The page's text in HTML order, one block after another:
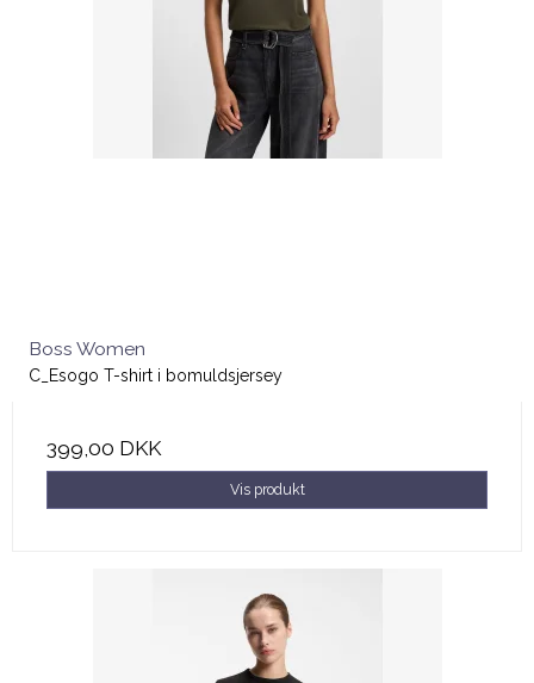
Boss Women
C_Esogo T-shirt i bomuldsjersey
399,00 DKK
Vis produkt